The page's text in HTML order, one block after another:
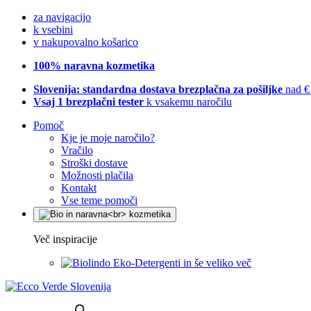
za navigacijo
k vsebini
v nakupovalno košarico
100% naravna kozmetika
Slovenija: standardna dostava brezplačna za pošiljke nad
Vsaj 1 brezplačni tester k vsakemu naročilu
Pomoč
Kje je moje naročilo?
Vračilo
Stroški dostave
Možnosti plačila
Kontakt
Vse teme pomoči
Več inspiracije
Eko-Detergenti in še veliko več